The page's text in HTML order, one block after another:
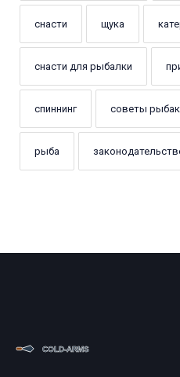
снасти щука
снасти для рыбалки
спиннинг советы
рыба